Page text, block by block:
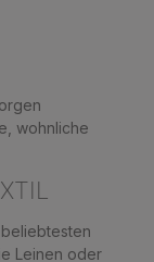
wohnliche
Leinen oder